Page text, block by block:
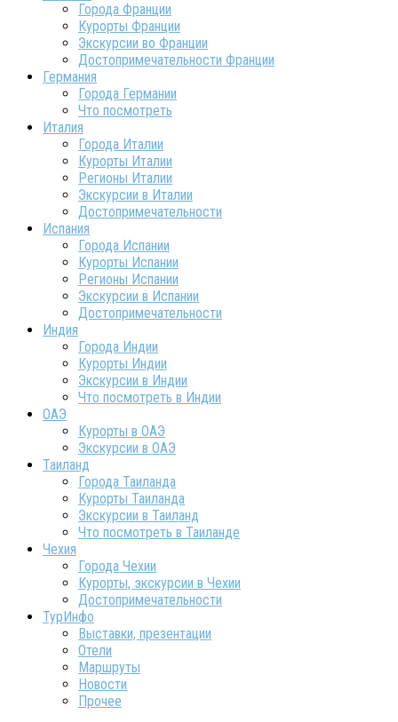
Города Франции
Курорты Франции
Экскурсии во Франции
Достопримечательности Франции
Германия
Города Германии
Что посмотреть
Италия
Города Италии
Курорты Италии
Регионы Италии
Экскурсии в Италии
Достопримечательности
Испания
Города Испании
Курорты Испании
Регионы Испании
Экскурсии в Испании
Достопримечательности
Индия
Города Индии
Курорты Индии
Экскурсии в Индии
Что посмотреть в Индии
ОАЭ
Курорты в ОАЭ
Экскурсии в ОАЭ
Таиланд
Города Таиланда
Курорты Таиланда
Экскурсии в Таиланд
Что посмотреть в Таиланде
Чехия
Города Чехии
Курорты, экскурсии в Чехии
Достопримечательности
ТурИнфо
Выставки, презентации
Отели
Маршруты
Новости
Прочее